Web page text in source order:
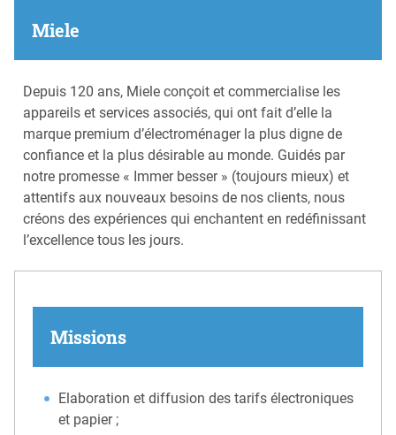
Miele
Depuis 120 ans, Miele conçoit et commercialise les
appareils et services associés, qui ont fait d’elle la
marque premium d’électroménager la plus digne de
confiance et la plus désirable au monde. Guidés par
notre promesse « Immer besser » (toujours mieux) et
attentifs aux nouveaux besoins de nos clients, nous
créons des expériences qui enchantent en redéfinissant
l’excellence tous les jours.
Missions
Elaboration et diffusion des tarifs électroniques
et papier ;